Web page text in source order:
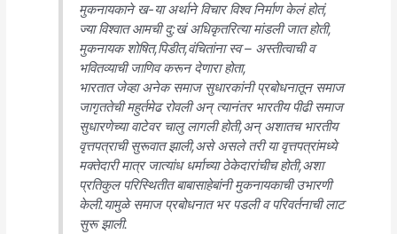
मुकनायकाने ख-या अर्थाने विचार विश्व निर्माण केलं होतं,
ज्या विश्वात आमची दु:खं अधिकृतरित्या मांडली जात होती,
मुकनायक शोषित,पिडीत,वंचितांना स्व – अस्तीत्वाची व
भवितव्याची जाणिव करून देणारा होता,
भारतात जेव्हा अनेक समाज सुधारकांनी प्रबोधनातून समाज
जागृततेची महुर्तमेढ रोवली अन् त्यानंतर भारतीय पीढी समाज
सुधारणेच्या वाटेवर चालु लागली होती,अन् अशातच भारतीय
वृत्तपत्राची सुरूवात झाली,असे असले तरी या वृत्तपत्रांमध्ये
मक्तेदारी मात्र जात्यांध धर्माच्या ठेकेदारांचीच होती,अशा
प्रतिकुल परिस्थितीत बाबासाहेबांनी मुकनायकाची उभारणी
केली.यामुळे समाज प्रबोधनात भर पडली व परिवर्तनाची लाट
सुरू झाली.